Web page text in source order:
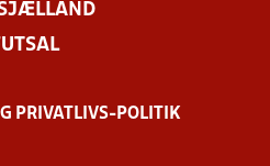
PRIVATLIVS-POLITIK